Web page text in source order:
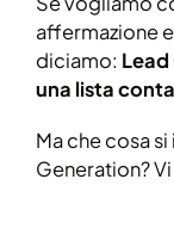
affermazione
diciamo:
una lista
Ma che cosa
Generation?